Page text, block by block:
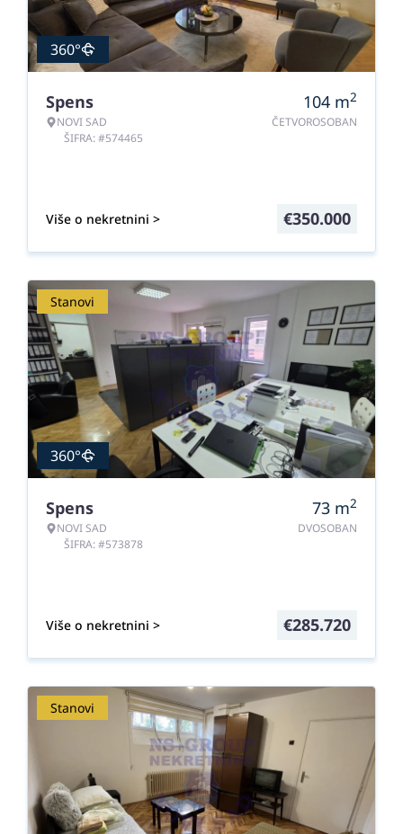
360°
Spens
NOVI SAD
ŠIFRA: #574465
104 m2
ČETVOROSOBAN
Više o nekretnini > €350.000
Stanovi
360°
Spens
NOVI SAD
ŠIFRA: #573878
73 m2
DVOSOBAN
Više o nekretnini > €285.720
Stanovi